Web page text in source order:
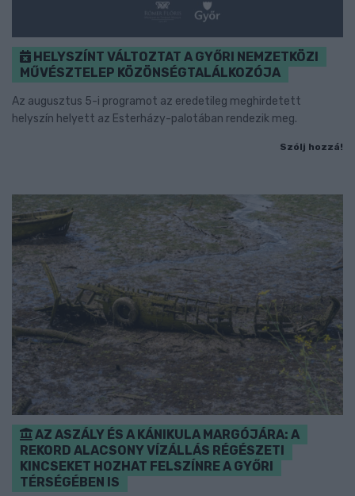
HELYSZÍNT VÁLTOZTAT A GYŐRI NEMZETKÖZI
MŰVÉSZTELEP KÖZÖNSÉGTALÁLKOZÓJA
Az augusztus 5-i programot az eredetileg meghirdetett
helyszín helyett az Esterházy-palotában rendezik meg.
Szólj hozzá!
AZ ASZÁLY ÉS A KÁNIKULA MARGÓJÁRA: A
REKORD ALACSONY VÍZÁLLÁS RÉGÉSZETI
KINCSEKET HOZHAT FELSZÍNRE A GYŐRI
TÉRSÉGÉBEN IS